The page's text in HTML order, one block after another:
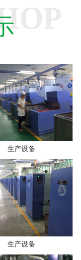
生产设备
生产设备